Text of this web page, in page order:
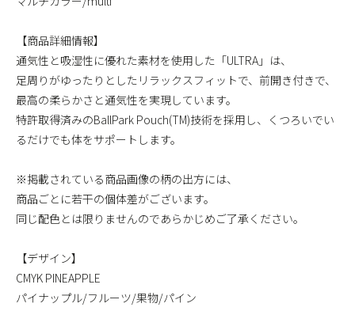
【商品詳細情報】
通気性と吸湿性に優れた素材を使用した「ULTRA」は、
足周りがゆったりとしたリラックスフィットで、前開き付きで、
最高の柔らかさと通気性を実現しています。
特許取得済みのBallPark Pouch(TM)技術を採用し、くつろいでい
るだけでも体をサポートします。
※掲載されている商品画像の柄の出方には、
商品ごとに若干の個体差がございます。
同じ配色とは限りませんのであらかじめご了承ください。
【デザイン】
CMYK PINEAPPLE
パイナップル/フルーツ/果物/パイン